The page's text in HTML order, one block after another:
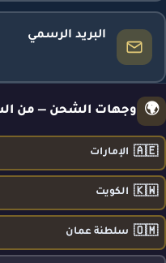
البريد الرسمي
🌍 وجهات الشحن — من
🇦🇪 الإمارات
🇰🇼 الكويت
🇴🇲 سلطنة عمان